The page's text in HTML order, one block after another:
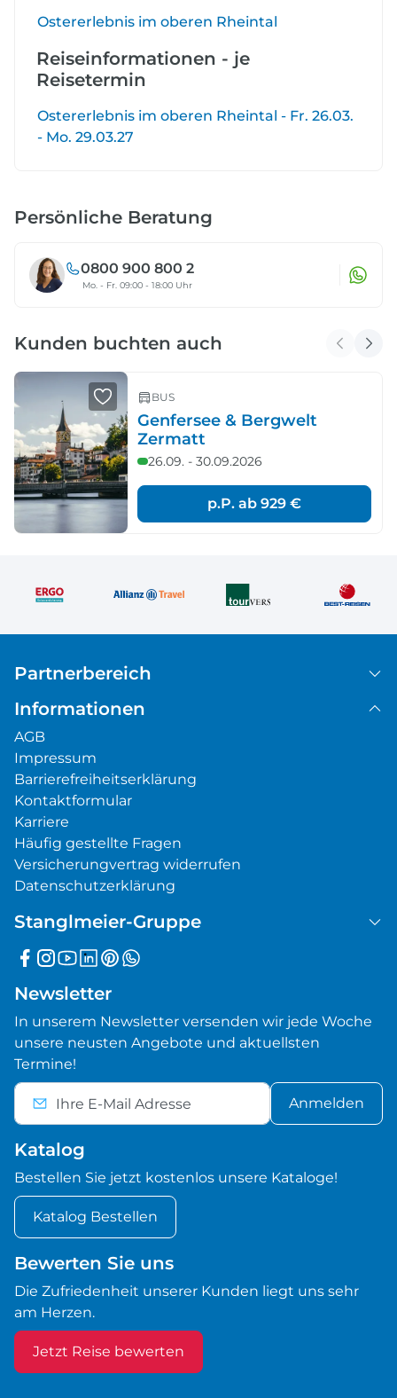
Ostererlebnis im oberen Rheintal
Reiseinformationen - je
Reisetermin
Ostererlebnis im oberen Rheintal - Fr. 26.03.
- Mo. 29.03.27
Persönliche Beratung
0800 900 800 2
Mo. - Fr. 09:00 - 18:00 Uhr
Kunden buchten auch
BUS
Genfersee & Bergwelt
Zermatt
26.09. - 30.09.2026
p.P. ab 929 €
Partnerbereich
Informationen
AGB
Impressum
Barrierefreiheitserklärung
Kontaktformular
Karriere
Häufig gestellte Fragen
Versicherungvertrag widerrufen
Datenschutzerklärung
Stanglmeier-Gruppe
Newsletter
In unserem Newsletter versenden wir jede Woche
unsere neusten Angebote und aktuellsten
Termine!
Anmelden
Katalog
Bestellen Sie jetzt kostenlos unsere Kataloge!
Katalog Bestellen
Bewerten Sie uns
Die Zufriedenheit unserer Kunden liegt uns sehr
am Herzen.
Jetzt Reise bewerten